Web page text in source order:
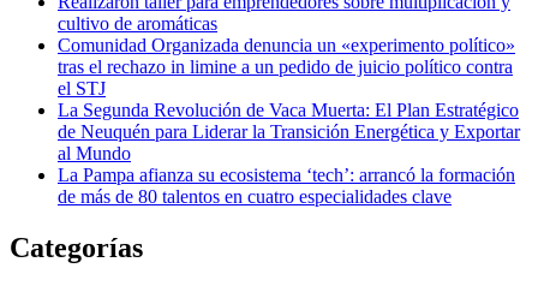
cultivo de aromáticas
Comunidad Organizada denuncia un «experimento político»
tras el rechazo in limine a un pedido de juicio político contra
el STJ
La Segunda Revolución de Vaca Muerta: El Plan Estratégico
de Neuquén para Liderar la Transición Energética y Exportar
al Mundo
La Pampa afianza su ecosistema ‘tech’: arrancó la formación
de más de 80 talentos en cuatro especialidades clave
Categorías